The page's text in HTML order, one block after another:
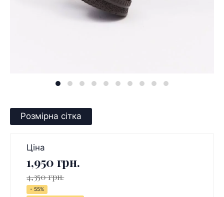
Розмірна сітка
Ціна
1,950 грн.
4,350 грн.
- 55%